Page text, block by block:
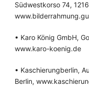
Südwestkorso 74,
• Karo König GmbH,
www.karo-koenig.de
• Kaschierungberlin,
Berlin,